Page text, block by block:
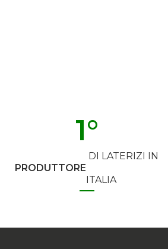
PRODUTTORE
DI LATERIZI IN
ITALIA
1°